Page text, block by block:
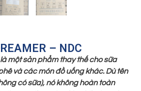
– NDC
một sản phẩm thay thế cho sữa
và các món đồ uống khác. Dù tên
có sữa), nó không hoàn toàn